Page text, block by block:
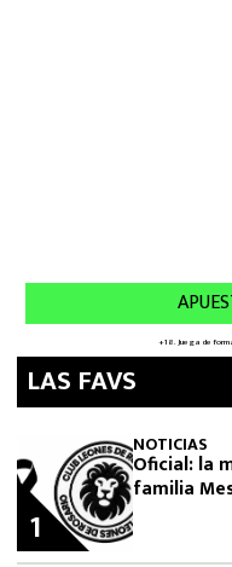
LAS FAVS
NOTICIAS
Oficial: la
familia
1